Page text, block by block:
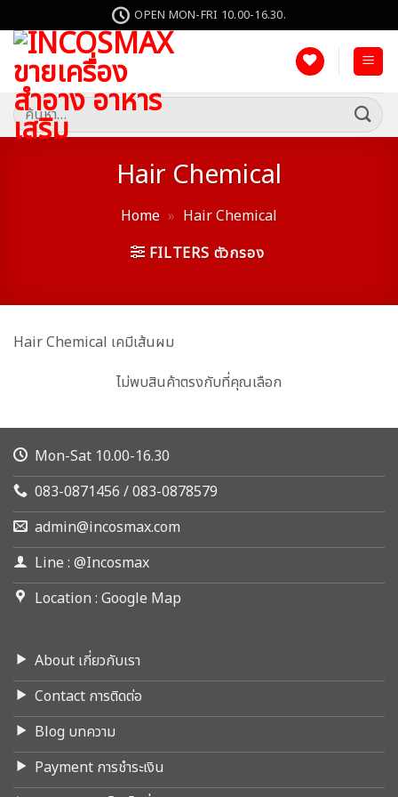
ไป
เนื้อหา
OPEN MON-FRI 10.00-16.30.
ค้นหา:
Hair Chemical
Home » Hair Chemical
FILTERS ตัวกรอง
Hair Chemical เคมีเส้นผม
ไม่พบสินค้าตรงกับที่คุณเลือก
Mon-Sat 10.00-16.30
083-0871456 / 083-0878579
admin@incosmax.com
Line : @Incosmax
Location : Google Map
About เกี่ยวกับเรา
Contact การติดต่อ
Blog บทความ
Payment การชำระเงิน